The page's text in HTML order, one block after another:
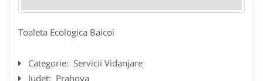
Toaleta Ecologica Baicoi
Categorie: Servicii Vidanjare
Judet: Prahova